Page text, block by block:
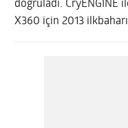
doğruladı. CryENGINE
X360 için 2013